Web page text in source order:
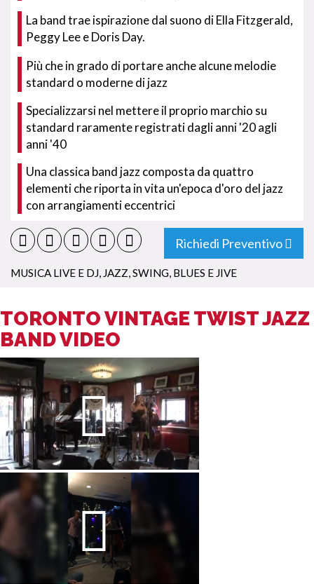
La band trae ispirazione dal suono di Ella Fitzgerald,
Peggy Lee e Doris Day.
Più che in grado di portare anche alcune melodie
standard o moderne di jazz
Specializzarsi nel mettere il proprio marchio su
standard raramente registrati dagli anni '20 agli
anni '40
Una classica band jazz composta da quattro
elementi che riporta in vita un'epoca d'oro del jazz
con arrangiamenti eccentrici
Richiedi Preventivo
MUSICA LIVE E DJ, JAZZ, SWING, BLUES E JIVE
TORONTO VINTAGE TWIST JAZZ
BAND VIDEO